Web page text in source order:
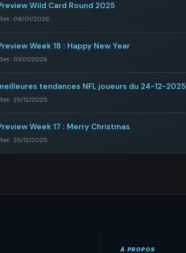
Wild Card Round 2025
· 08/01/2026
Week 18 : Happy New Year
· 01/01/2026
tendances NFL joueurs du 24-12-2025
· 25/12/2025
Week 17 : Merry Christmas
· 25/12/2025
À PROPOS